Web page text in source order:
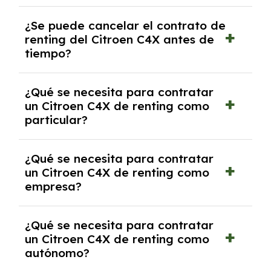
tendrás que pagar ningún tipo de entrada
salvo en casos que lo exija el proveedor
debido al resultado del estudio de viabilidad
económica.
¿Se puede cancelar el contrato de
renting del Citroen C4X antes de
tiempo?
pero puede haber penalizaciones por
cancelación anticipada. Es importante revisar
las condiciones del contrato y hablar con un
experto que te asesore.
¿Qué se necesita para contratar
un Citroen C4X de renting como
particular?
y, en algunos casos, una consulta de solvencia
crediticia y un pago inicial.
¿Qué se necesita para contratar
un Citroen C4X de renting como
empresa?
documentación financiera y, en algunos
casos, un informe de solvencia de la empresa
y un pago inicial.
¿Qué se necesita para contratar
un Citroen C4X de renting como
autónomo?